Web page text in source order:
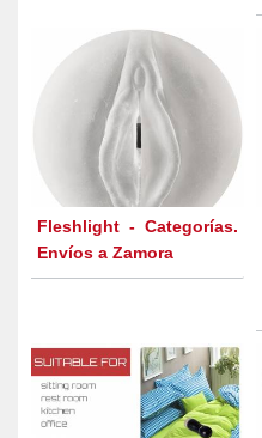
Fleshlight - Categorías.
Envíos a Zamora